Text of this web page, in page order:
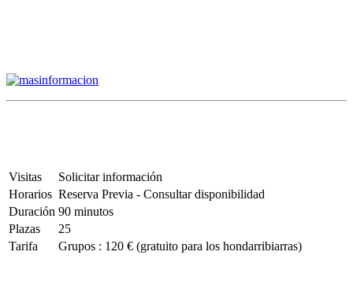
Visitas
Solicitar información
Horarios Reserva Previa - Consultar disponibilidad
Duración 90 minutos
Plazas
25
Tarifa
Grupos : 120 € (gratuito para los hondarribiarras)